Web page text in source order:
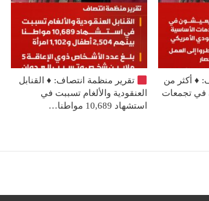
♦️ أكثر من
في تجمعات
تقرير منظمة انتصاف: ♦️القنابل
العنقودية والألغام تسببت في
استشهاد 10,689 مواطنا…